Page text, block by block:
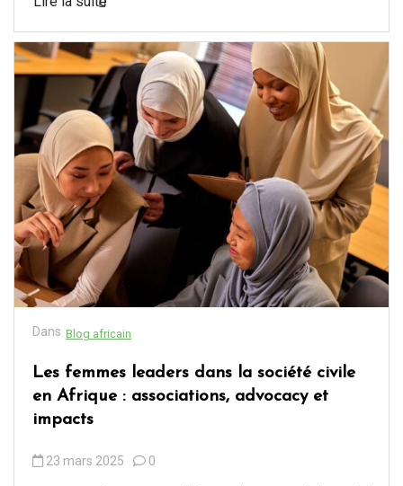
Dans Blog africain
Les femmes leaders dans la société civile
en Afrique : associations, advocacy et
impacts
23 mars 2025 0